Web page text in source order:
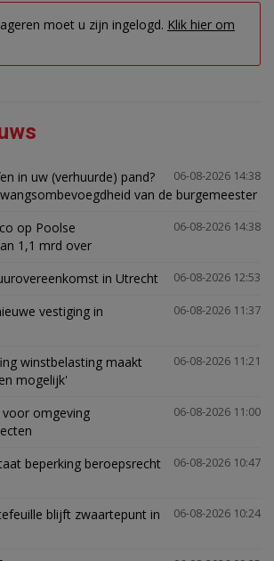
moet u zijn ingelogd. Klik hier om
06-08-2026 14:38
in uw (verhuurde) pand?
van de burgemeester
06-08-2026 14:38
op Poolse
1,1 mrd over
06-08-2026 12:53
in Utrecht
06-08-2026 11:37
vestiging in
06-08-2026 11:21
winstbelasting maakt
mogelijk'
06-08-2026 11:00
omgeving
06-08-2026 10:47
beperking beroepsrecht
06-08-2026 10:24
blijft zwaartepunt in